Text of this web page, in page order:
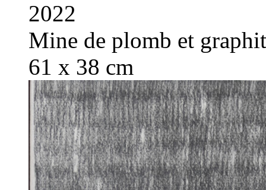
2022
Mine de plomb et
61 x 38 cm